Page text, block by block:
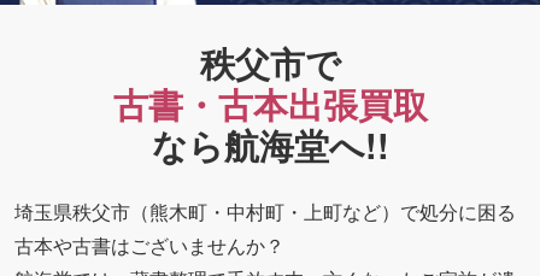
秩父市で
古書・古本出張買取
なら航海堂へ!!
埼玉県秩父市（熊木町・中村町・上町など）で処分に困る
古本や古書はございませんか？